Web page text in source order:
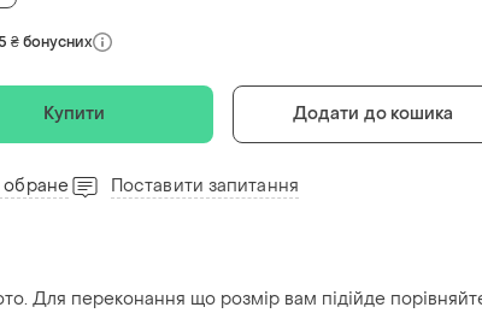
₴ бонусних
Купити Додати до кошика
обране Поставити запитання
Для переконання що розмір вам підійде